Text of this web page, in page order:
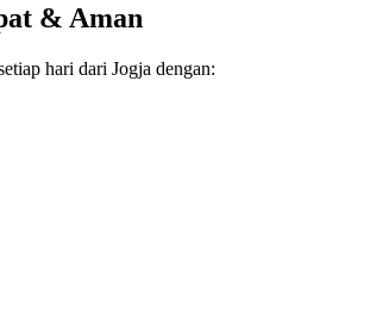
& Aman
hari dari Jogja dengan: